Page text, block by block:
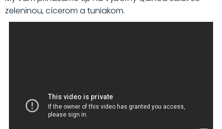
zeleninou, cícerom a tuniakom.